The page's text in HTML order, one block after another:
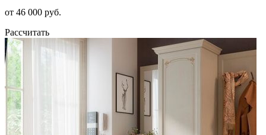
от 46 000 руб.
Рассчитать